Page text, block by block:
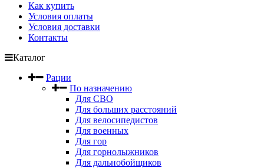
Как купить
Условия оплаты
Условия доставки
Контакты
Каталог
Рации
По назначению
Для СВО
Для больших расстояний
Для велосипедистов
Для военных
Для гор
Для горнолыжников
Для дальнобойщиков